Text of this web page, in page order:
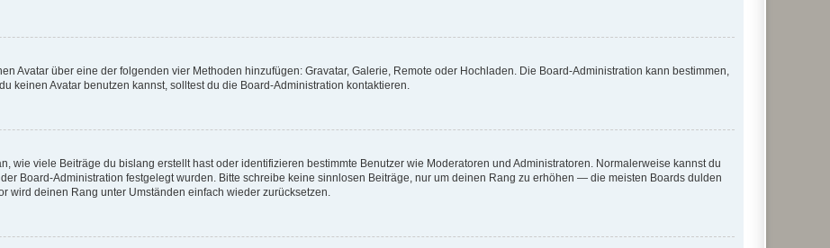
Avatar über eine der folgenden vier Methoden hinzufügen: Gravatar, Galerie, Remote oder Hochladen. Die Board-Administration kann bestimmen,
keinen Avatar benutzen kannst, solltest du die Board-Administration kontaktieren.
wie viele Beiträge du bislang erstellt hast oder identifizieren bestimmte Benutzer wie Moderatoren und Administratoren. Normalerweise kannst du
Board-Administration festgelegt wurden. Bitte schreibe keine sinnlosen Beiträge, nur um deinen Rang zu erhöhen — die meisten Boards dulden
wird deinen Rang unter Umständen einfach wieder zurücksetzen.